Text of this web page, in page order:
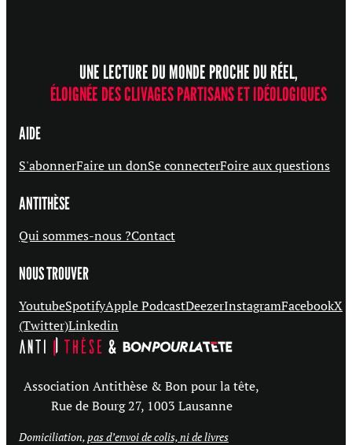
UNE LECTURE DU MONDE PROCHE DU RÉEL,
ÉLOIGNÉE DES CLIVAGES PARTISANS ET IDÉOLOGIQUES
AIDE
S'abonnerFaire un donSe connecterFoire aux questions
ANTITHÈSE
Qui sommes-nous ?Contact
NOUS TROUVER
YoutubeSpotifyApple PodcastDeezerInstagramFacebookX
(Twitter)Linkedin
Association Antithèse & Bon pour la tête,
Rue de Bourg 27, 1003 Lausanne
Domiciliation, pas d’envoi de colis, ni de livres